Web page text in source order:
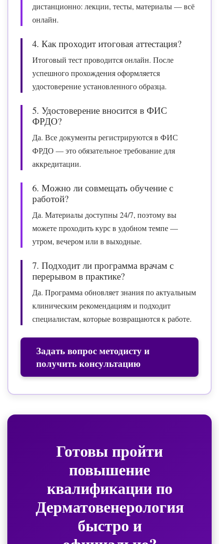
дистанционно: лекции, тесты, материалы — всё
онлайн.
4. Как проходит итоговая аттестация?
Итоговый тест проводится онлайн. После
успешного прохождения оформляется
удостоверение установленного образца.
5. Удостоверение вносится в ФИС
ФРДО?
Да. Все документы регистрируются в ФИС
ФРДО — это обязательное требование для
аккредитации.
6. Можно ли совмещать обучение с
работой?
Да. Материалы доступны 24/7, поэтому вы
можете проходить курс в удобном темпе —
утром, вечером или в выходные.
7. Подходит ли программа врачам с
перерывом в практике?
Да. Программа обновляет знания по актуальным
клиническим рекомендациям и подходит
специалистам, которые возвращаются к работе.
Задать вопрос методисту и
получить консультацию
Готовы пройти
повышение
квалификации по
Дерматовенерология
быстро и